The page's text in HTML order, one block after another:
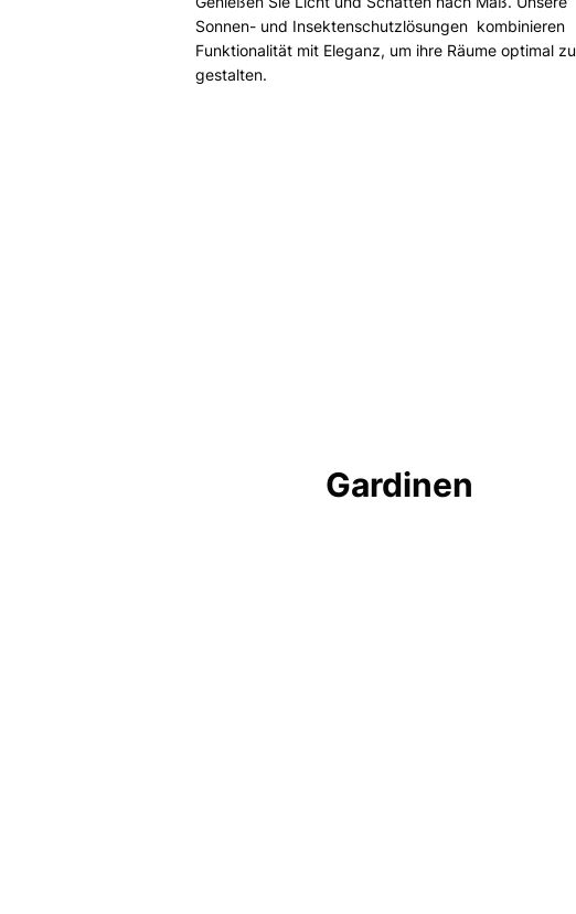
Sonnen- und Insektenschutzlösungen kombinieren
Funktionalität mit Eleganz, um ihre Räume optimal zu
gestalten.
Gardinen